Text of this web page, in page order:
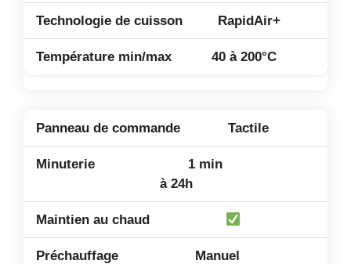
RapidAir+
40 à 200°C
Tactile
1 min
à 24h
Manuel